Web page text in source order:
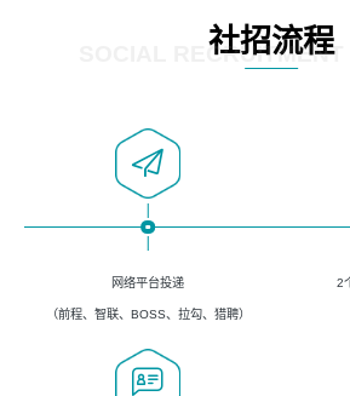
4、掌握DevOps思想、方法和流程。Jenkins工具使用；
5、掌握常见中间件配置与优化，如mysql、nginx等；
社招流程
SOCIAL RECRUITMENT
网络平台投递
（前程、智联、BOSS、拉勾、猎聘）
2